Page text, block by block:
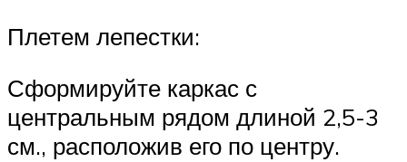
Плетем лепестки:
Сформируйте каркас с
центральным рядом длиной 2,5-3
см., расположив его по центру.